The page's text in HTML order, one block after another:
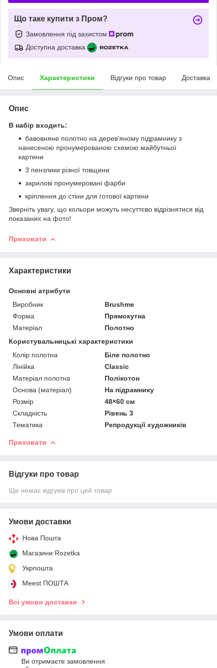
Що таке купити з Пром?
Замовлення під захистом
Доступна доставка
Опис Характеристики Відгуки про товар Доставка
Опис
В набір входить:
бавовняне полотно на дерев'яному підрамнику з
нанесеною пронумерованою схемою майбутньої
картини
3 пензлики різної товщини
акрилові пронумеровані фарби
кріплення до стіни для готової картини
Зверніть увагу, що кольори можуть несуттєво відрізнятися від
показаних на фото!
Приховати
Характеристики
Основні атрибути
Виробник
Brushme
Форма
Прямокутна
Матеріал
Полотно
Користувальницькі характеристики
Колір полотна
Біле полотно
Лінійка
Classic
Матеріал полотна
Полікотон
Основа (матеріал)
На підрамнику
Розмір
48×60 см
Складність
Рівень 3
Тематика
Репродукції художників
Приховати
Відгуки про товар
Ще немає відгуків про цей товар
Умови доставки
Нова Пошта
Магазини Rozetka
Укрпошта
Meest ПОШТА
Всі умови доставки
Умови оплати
Ви отримаєте замовлення